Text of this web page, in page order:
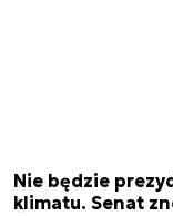
Nie będzie
klimatu. Senat